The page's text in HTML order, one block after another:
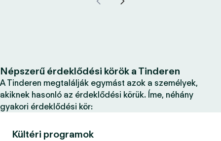
Népszerű érdeklődési körök a Tinderen
A Tinderen megtalálják egymást azok a személyek,
akiknek hasonló az érdeklődési körük. Íme, néhány
gyakori érdeklődési kör:
Kültéri programok